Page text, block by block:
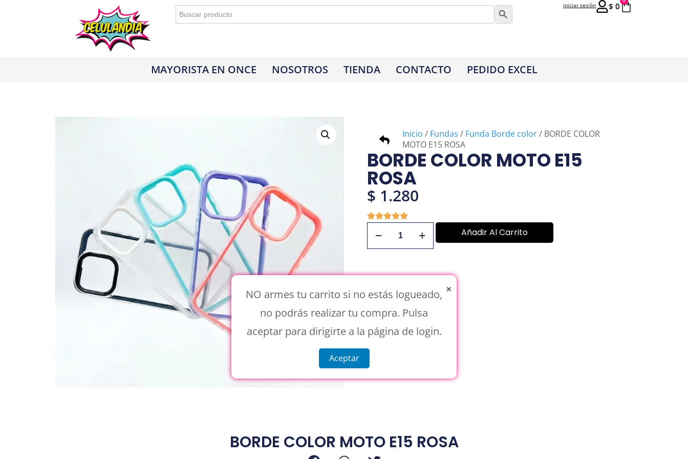
Buscar: Botón de búsqueda
$ 0
iniciar sesión
MAYORISTA EN ONCE NOSOTROS TIENDA CONTACTO PEDIDO EXCEL
Inicio / Fundas / Funda Borde color/ BORDE COLOR
MOTO E15 ROSA
BORDE COLOR MOTO E15
ROSA
$ 1.280
Añadir Al Carrito
BORDE COLOR MOTO E15 ROSA
×
NO armes tu carrito si no estás logueado,
no podrás realizar tu compra. Pulsa
aceptar para dirigirte a la página de login.
Aceptar